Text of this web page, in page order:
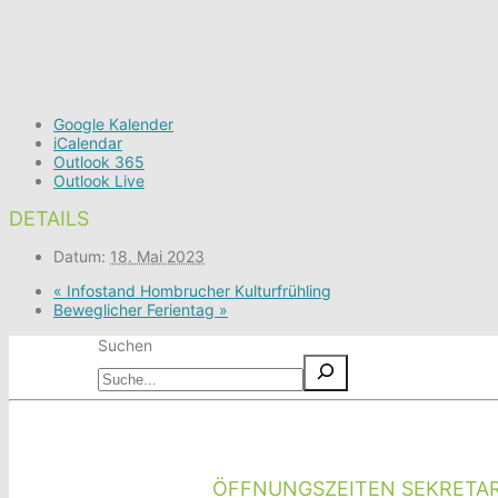
Google Kalender
iCalendar
Outlook 365
Outlook Live
DETAILS
Datum: 18. Mai 2023
« Infostand Hombrucher Kulturfrühling
Beweglicher Ferientag »
Suchen
ÖFFNUNGSZEITEN